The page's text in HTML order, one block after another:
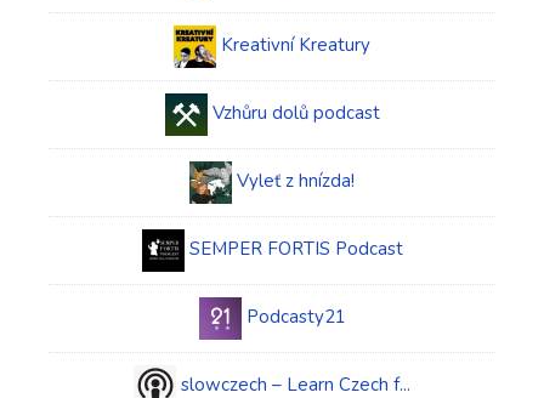
Kreativní Kreatury
Vzhůru dolů podcast
Vyleť z hnízda!
SEMPER FORTIS Podcast
Podcasty21
slowczech – Learn Czech f...